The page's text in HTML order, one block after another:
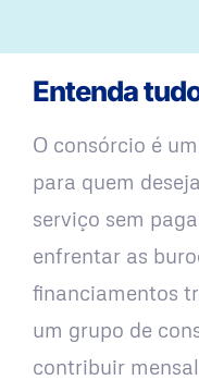
Entenda
O consórcio é
para quem
serviço sem
enfrentar as
financiamentos
um grupo de
contribuir